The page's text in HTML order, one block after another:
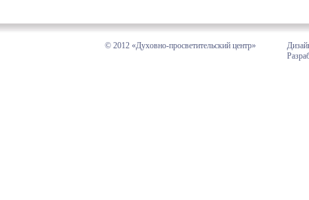
© 2012 «Духовно-просветительский центр»